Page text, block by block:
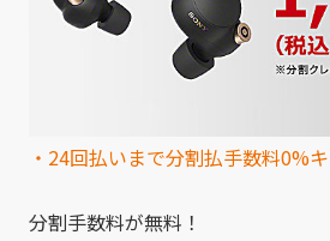
・24回払いまで分割払手数料0%
分割手数料が無料！